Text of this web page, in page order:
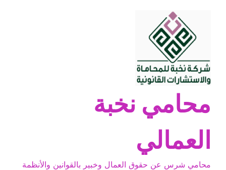
محامي نخبة
العمالي
محامي شرس عن حقوق العمال وخبير بالقوانين والأنظمة